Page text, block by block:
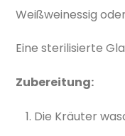
Weißweinessig
Eine sterilisierte
Zubereitung:
Die Kräuter